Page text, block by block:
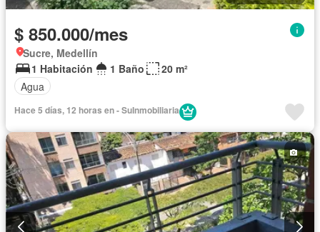
$ 850.000/mes
Sucre, Medellín
1 Habitación
1 Baño
20 m²
Agua
Hace 5 días, 12 horas en - SuInmobiliaria